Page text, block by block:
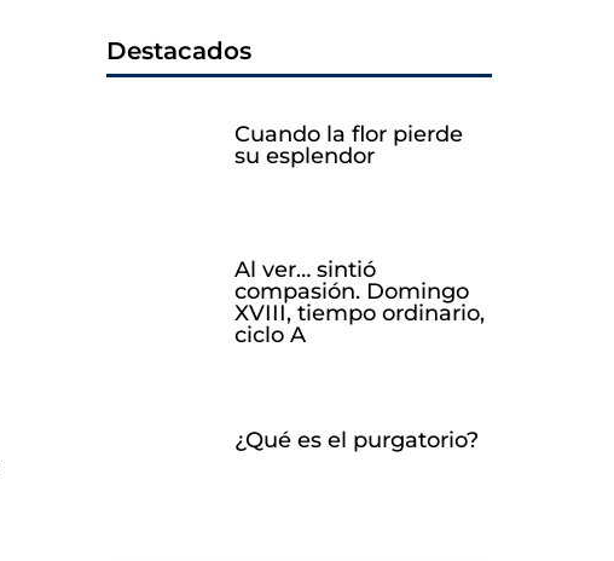
Destacados
Cuando la flor pierde
su esplendor
Al ver… sintió
compasión. Domingo
XVIII, tiempo ordinario,
ciclo A
¿Qué es el purgatorio?